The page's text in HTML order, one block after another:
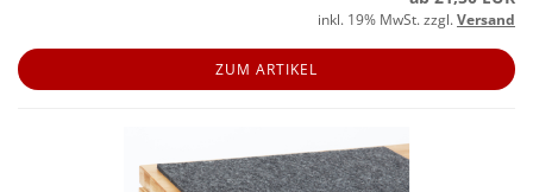
inkl. 19% MwSt. zzgl.Versand
ZUM ARTIKEL